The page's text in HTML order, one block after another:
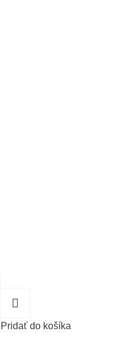
Pridať do košíka